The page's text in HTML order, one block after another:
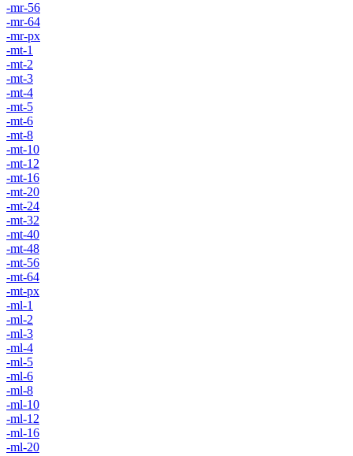
-mr-56
-mr-64
-mr-px
-mt-1
-mt-2
-mt-3
-mt-4
-mt-5
-mt-6
-mt-8
-mt-10
-mt-12
-mt-16
-mt-20
-mt-24
-mt-32
-mt-40
-mt-48
-mt-56
-mt-64
-mt-px
-ml-1
-ml-2
-ml-3
-ml-4
-ml-5
-ml-6
-ml-8
-ml-10
-ml-12
-ml-16
-ml-20